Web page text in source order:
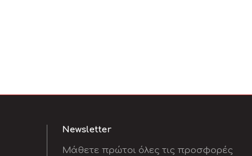
Newsletter
Μάθετε πρώτοι όλες τις προσφορές